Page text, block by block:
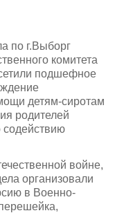
по г.Выборг
комитета
подшефное
детям-сиротам
родителей
содействию
войне,
организовали
в Военно-